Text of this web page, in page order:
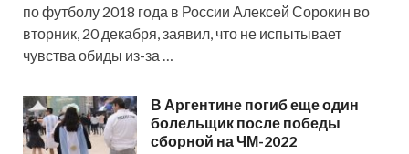
по футболу 2018 года в России Алексей Сорокин во
вторник, 20 декабря, заявил, что не испытывает
чувства обиды из-за …
В Аргентине погиб еще один
болельщик после победы
сборной на ЧМ-2022